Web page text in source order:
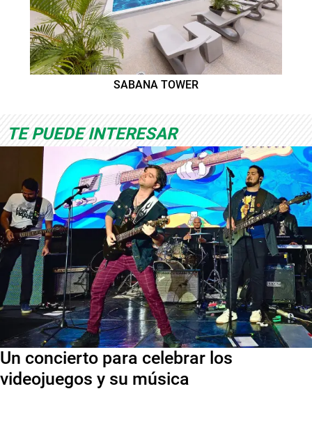
SABANA TOWER
TE PUEDE INTERESAR
Un concierto para celebrar los
videojuegos y su música